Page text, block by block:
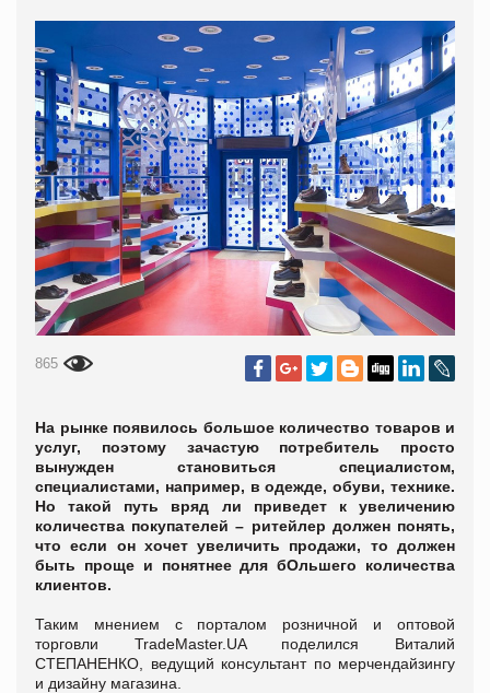
865
На рынке появилось большое количество товаров и
услуг, поэтому зачастую потребитель просто
вынужден становиться специалистом,
специалистами, например, в одежде, обуви, технике.
Но такой путь вряд ли приведет к увеличению
количества покупателей – ритейлер должен понять,
что если он хочет увеличить продажи, то должен
быть проще и понятнее для бОльшего количества
клиентов.
Таким мнением с порталом розничной и оптовой
торговли TradeMaster.UA поделился Виталий
СТЕПАНЕНКО, ведущий консультант по мерчендайзингу
и дизайну магазина.